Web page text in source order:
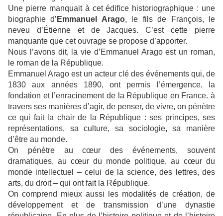
Une pierre manquait à cet édifice historiographique : une
biographie d’ Emmanuel Arago, le fils de François, le
neveu d’Étienne et de Jacques. C’est cette pierre
manquante que cet ouvrage se propose d’apporter.
Nous l’avons dit, la vie d’Emmanuel Arago est un roman,
le roman de la République.
Emmanuel Arago est un acteur clé des événements qui, de
1830 aux années 1890, ont permis l’émergence, la
fondation et l’enracinement de la République en France. à
travers ses manières d’agir, de penser, de vivre, on pénètre
ce qui fait la chair de la République : ses principes, ses
représentations, sa culture, sa sociologie, sa manière
d’être au monde.
On pénètre au cœur des événements, souvent
dramatiques, au cœur du monde politique, au cœur du
monde intellectuel – celui de la science, des lettres, des
arts, du droit – qui ont fait la République.
On comprend mieux aussi les modalités de création, de
développement et de transmission d’une dynastie